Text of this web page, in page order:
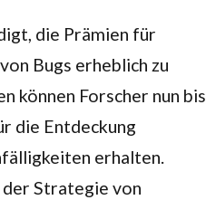
die Prämien für
Bugs erheblich zu
können Forscher nun bis
die Entdeckung
erhalten.
Strategie von